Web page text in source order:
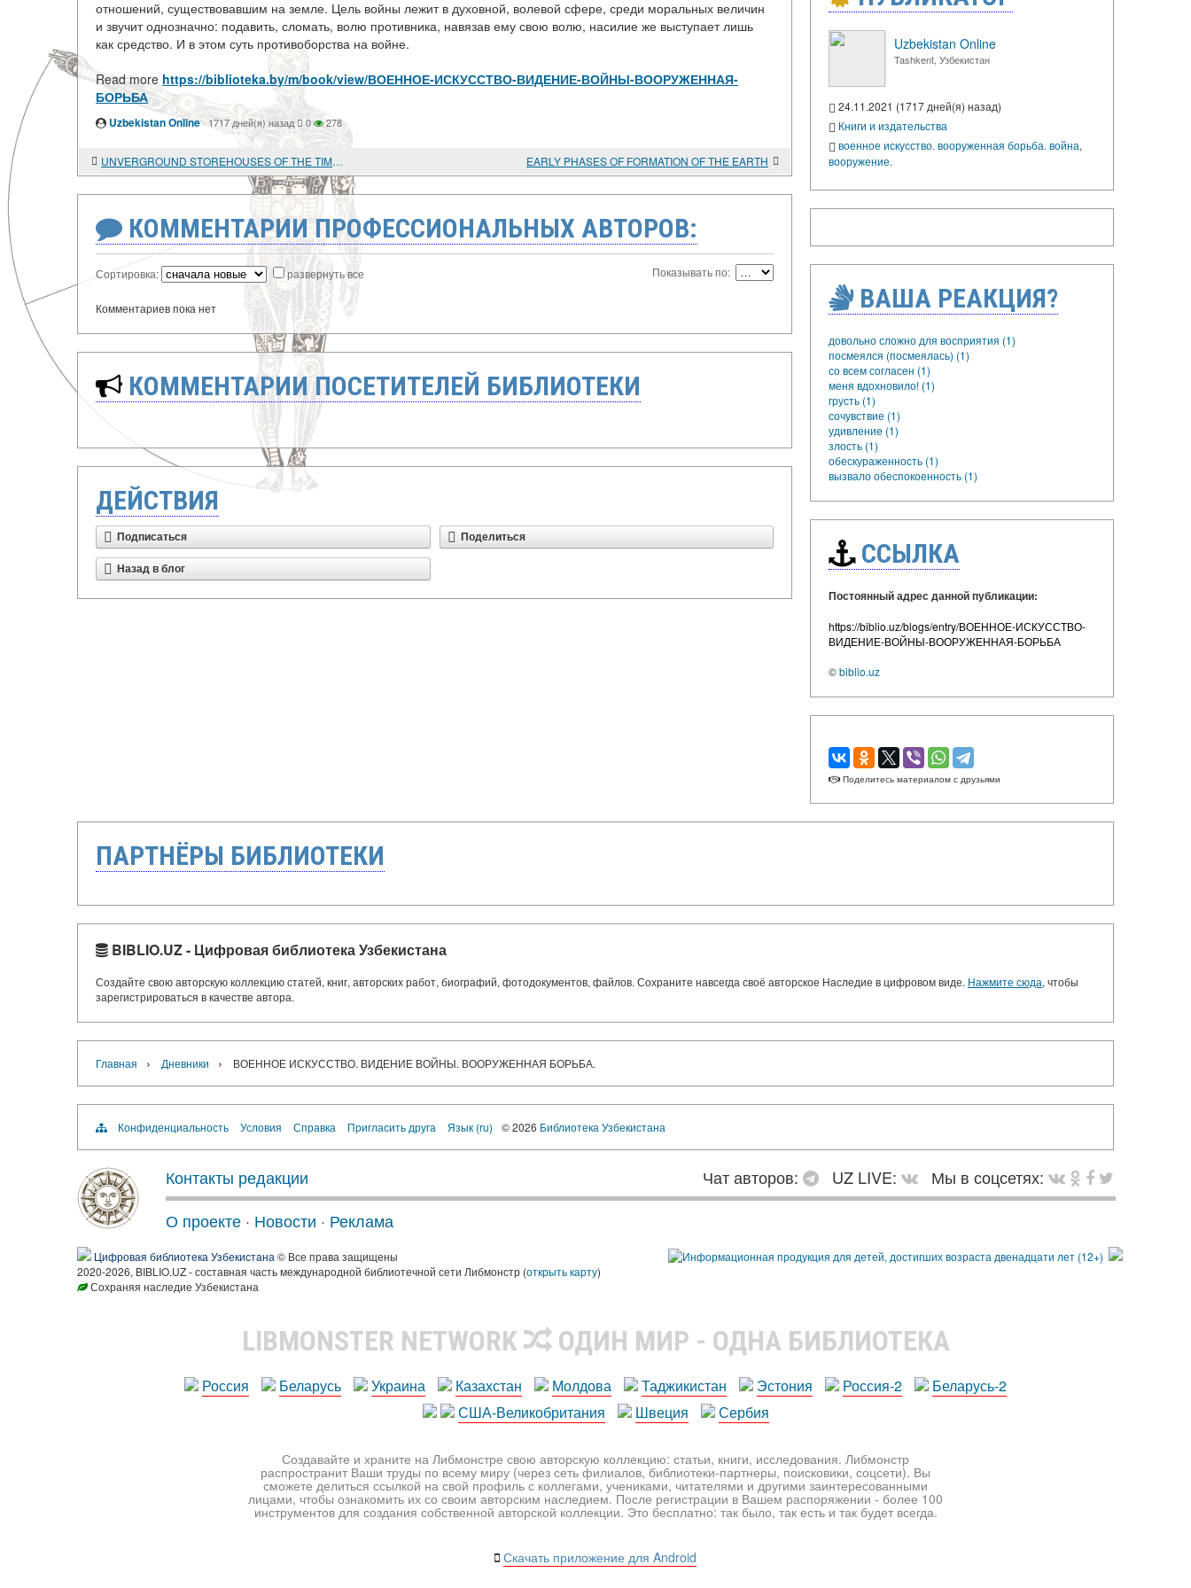
отношений, существовавшим на земле. Цель войны лежит в духовной, волевой сфере, среди моральных величин
и звучит однозначно: подавить, сломать, волю противника, навязав ему свою волю, насилие же выступает лишь
как средство. И в этом суть противоборства на войне.
Read more https://biblioteka.by/m/book/view/ВОЕННОЕ-ИСКУССТВО-ВИДЕНИЕ-ВОЙНЫ-ВООРУЖЕННАЯ-
БОРЬБА
Uzbekistan Online· 1717 дней(я) назад 0 278
UNVERGROUND STOREHOUSES OF THE TIMANO-PECHORA REGION EARLY PHASES OF FORMATION OF THE EARTH
КОММЕНТАРИИ ПРОФЕССИОНАЛЬНЫХ АВТОРОВ:
Сортировка: развернуть все Показывать по:
Комментариев пока нет
КОММЕНТАРИИ ПОСЕТИТЕЛЕЙ БИБЛИОТЕКИ
ДЕЙСТВИЯ
Подписаться Поделиться
Назад в блог
Uzbekistan Online
Tashkent, Узбекистан
24.11.2021 (1717 дней(я) назад)
Книги и издательства
военное искусство. вооруженная борьба. война,
вооружение.
ВАША РЕАКЦИЯ?
довольно сложно для восприятия (1)
посмеялся (посмеялась) (1)
со всем согласен (1)
меня вдохновило! (1)
грусть (1)
сочувствие (1)
удивление (1)
злость (1)
обескураженность (1)
вызвало обеспокоенность (1)
ССЫЛКА
Постоянный адрес данной публикации:
https://biblio.uz/blogs/entry/ВОЕННОЕ-ИСКУССТВО-
ВИДЕНИЕ-ВОЙНЫ-ВООРУЖЕННАЯ-БОРЬБА
©biblio.uz
Поделитесь материалом с друзьями
ПАРТНЁРЫ БИБЛИОТЕКИ
BIBLIO.UZ - Цифровая библиотека Узбекистана
Создайте свою авторскую коллекцию статей, книг, авторских работ, биографий, фотодокументов, файлов. Сохраните навсегда своё авторское Наследие в цифровом виде. Нажмите сюда, чтобы
зарегистрироваться в качестве автора.
Главная › Дневники › ВОЕННОЕ ИСКУССТВО. ВИДЕНИЕ ВОЙНЫ. ВООРУЖЕННАЯ БОРЬБА.
Конфиденциальность Условия Справка Пригласить друга Язык (ru) © 2026 Библиотека Узбекистана
Контакты редакции Чат авторов: UZ LIVE:
Мы в соцсетях:
О проекте · Новости · Реклама
Цифровая библиотека Узбекистана © Все права защищены
2020-2026, BIBLIO.UZ - составная часть международной библиотечной сети Либмонстр (открыть карту)
Сохраняя наследие Узбекистана
LIBMONSTER NETWORK ОДИН МИР - ОДНА БИБЛИОТЕКА
Россия Беларусь Украина Казахстан Молдова Таджикистан Эстония Россия-2
Беларусь-2
США-Великобритания
Швеция Сербия
Создавайте и храните на Либмонстре свою авторскую коллекцию: статьи, книги, исследования. Либмонстр
распространит Ваши труды по всему миру (через сеть филиалов, библиотеки-партнеры, поисковики, соцсети). Вы
сможете делиться ссылкой на свой профиль с коллегами, учениками, читателями и другими заинтересованными
лицами, чтобы ознакомить их со своим авторским наследием. После регистрации в Вашем распоряжении - более 100
инструментов для создания собственной авторской коллекции. Это бесплатно: так было, так есть и так будет всегда.
Скачать приложение для Android